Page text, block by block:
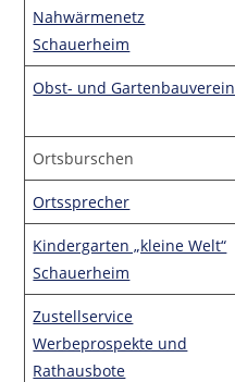
Nahwärmenetz
Schauerheim
Obst- und Gartenbauverein
Ortsburschen
Ortssprecher
Kindergarten „kleine Welt“
Schauerheim
Zustellservice
Werbeprospekte und
Rathausbote